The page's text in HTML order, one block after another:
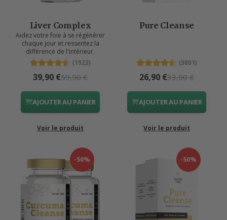
Liver Complex
Aidez votre foie à se régénérer
chaque jour et ressentez la
différence de l'intérieur.
(1923)
39,90 €59,90 €
AJOUTER AU PANIER
Voir le produit
Pure Cleanse
(3801)
26,90 €33,90 €
AJOUTER AU PANIER
Voir le produit
-50% -50%